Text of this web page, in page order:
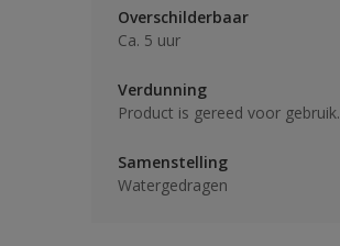
Overschilderbaar
Ca. 5 uur
Verdunning
Product is gereed voor gebruik.
Samenstelling
Watergedragen